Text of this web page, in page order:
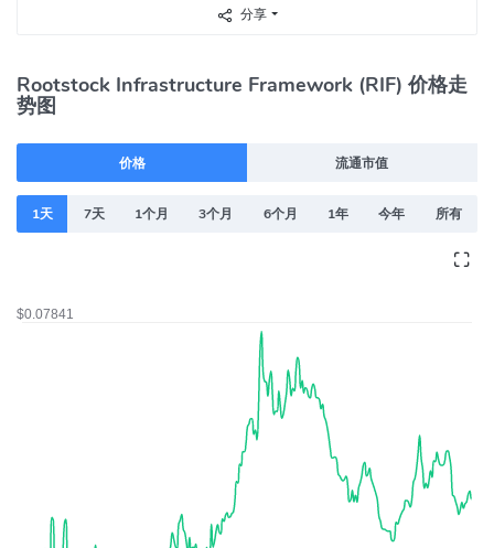
分享
Rootstock Infrastructure Framework (RIF) 价格走
势图
价格 流通市值
1天 7天 1个月 3个月 6个月 1年 今年 所有